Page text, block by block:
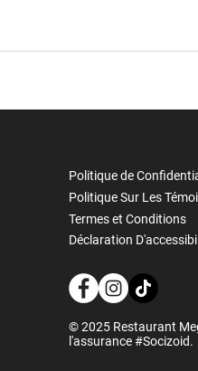
Politique de
Politique Sur Les
Termes et Conditions
Déclaration
© 2025 Restaurant
l'assurance #Socizoid.